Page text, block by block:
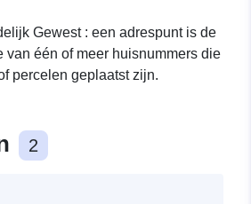
Gewest : een adrespunt is de
van één of meer huisnummers die
percelen geplaatst zijn.
2